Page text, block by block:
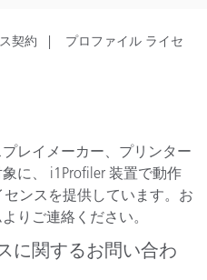
契約
プロファイル ライセ
レイメーカー、プリンター
に、 i1Profiler 装置で動作
ンスを提供しています。お
りご連絡ください。
に関するお問い合わ